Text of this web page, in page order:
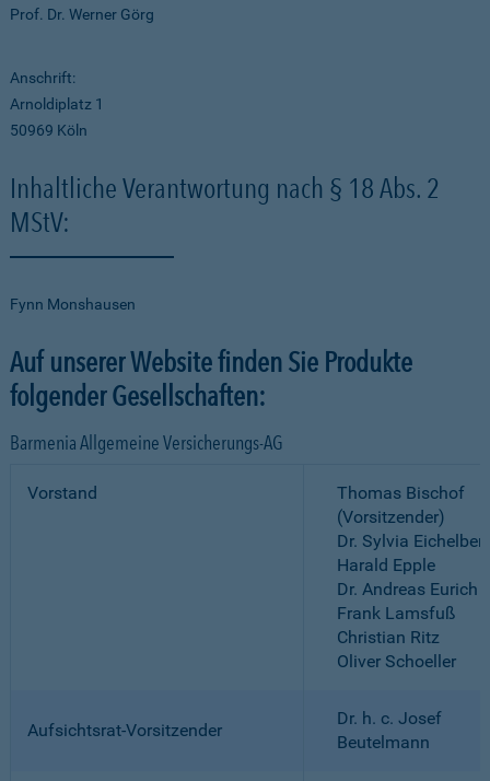
Prof. Dr. Werner Görg
Anschrift:
Arnoldiplatz 1
50969 Köln
Inhaltliche Verantwortung nach § 18 Abs. 2
MStV:
Fynn Monshausen
Auf unserer Website finden Sie Produkte
folgender Gesellschaften:
Barmenia Allgemeine Versicherungs-AG
Vorstand
Thomas Bischof
(Vorsitzender)
Dr. Sylvia
Harald Epple
Dr. Andreas Eurich
Frank Lamsfuß
Christian Ritz
Oliver Schoeller
Aufsichtsrat-Vorsitzender
Dr. h. c. Josef
Beutelmann